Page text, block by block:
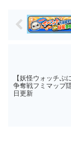
【妖怪ウォッチぷ
争奪戦フミマップ
日更新